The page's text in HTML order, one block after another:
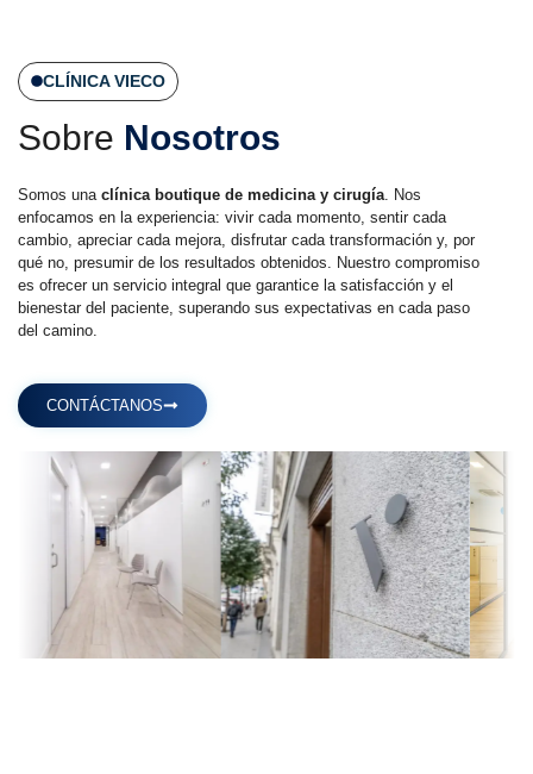
CLÍNICA VIECO
Sobre Nosotros
Somos una clínica boutique de medicina y cirugía. Nos
enfocamos en la experiencia: vivir cada momento, sentir cada
cambio, apreciar cada mejora, disfrutar cada transformación y, por
qué no, presumir de los resultados obtenidos. Nuestro compromiso
es ofrecer un servicio integral que garantice la satisfacción y el
bienestar del paciente, superando sus expectativas en cada paso
del camino.
CONTÁCTANOS